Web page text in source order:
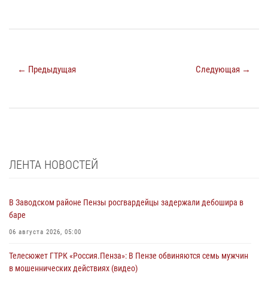
← Предыдущая Следующая →
ЛЕНТА НОВОСТЕЙ
В Заводском районе Пензы росгвардейцы задержали дебошира в
баре
06 августа 2026, 05:00
Телесюжет ГТРК «Россия.Пенза»: В Пензе обвиняются семь мужчин
в мошеннических действиях (видео)